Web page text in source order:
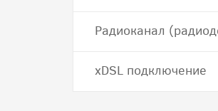
Радиоканал
хDSL подключение